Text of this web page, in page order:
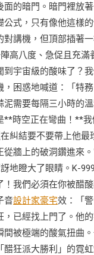
的暗門。暗門裡放
式，只有像他這樣
講機，但頂部插著
高八度、急促且充
宇宙級的酸味了？
困惑地喊道：「特
泥需要每隔三小時的
時空正在彎曲！**
糾結要不要帶上他
牆上的破洞鑽進來
地瞪大了眼睛。K-
我們必須在你被醋
音設計家豪宅效：「
已經找上門了。他
被極端的酸氣扭曲
醋狂派大勝利」的霓